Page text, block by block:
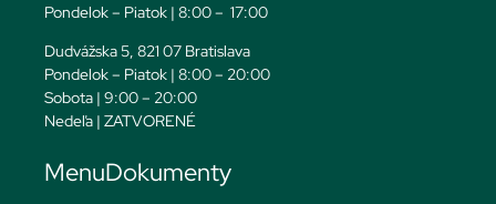
Pondelok – Piatok | 8:00 – 17:00
Dudvážska 5, 821 07 Bratislava
Pondelok – Piatok | 8:00 – 20:00
Sobota | 9:00 – 20:00
Nedeľa | ZATVORENÉ
MenuDokumenty